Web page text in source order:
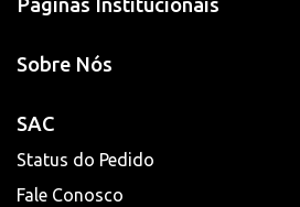
Páginas Institucionais
Sobre Nós
SAC
Status do Pedido
Fale Conosco